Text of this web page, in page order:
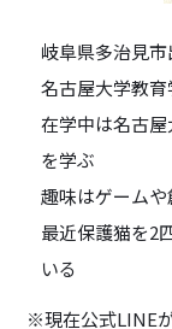
岐阜県多治見市
名古屋大学教
在学中は名古
を学ぶ
趣味はゲーム
最近保護猫を2
いる
※現在公式LINE